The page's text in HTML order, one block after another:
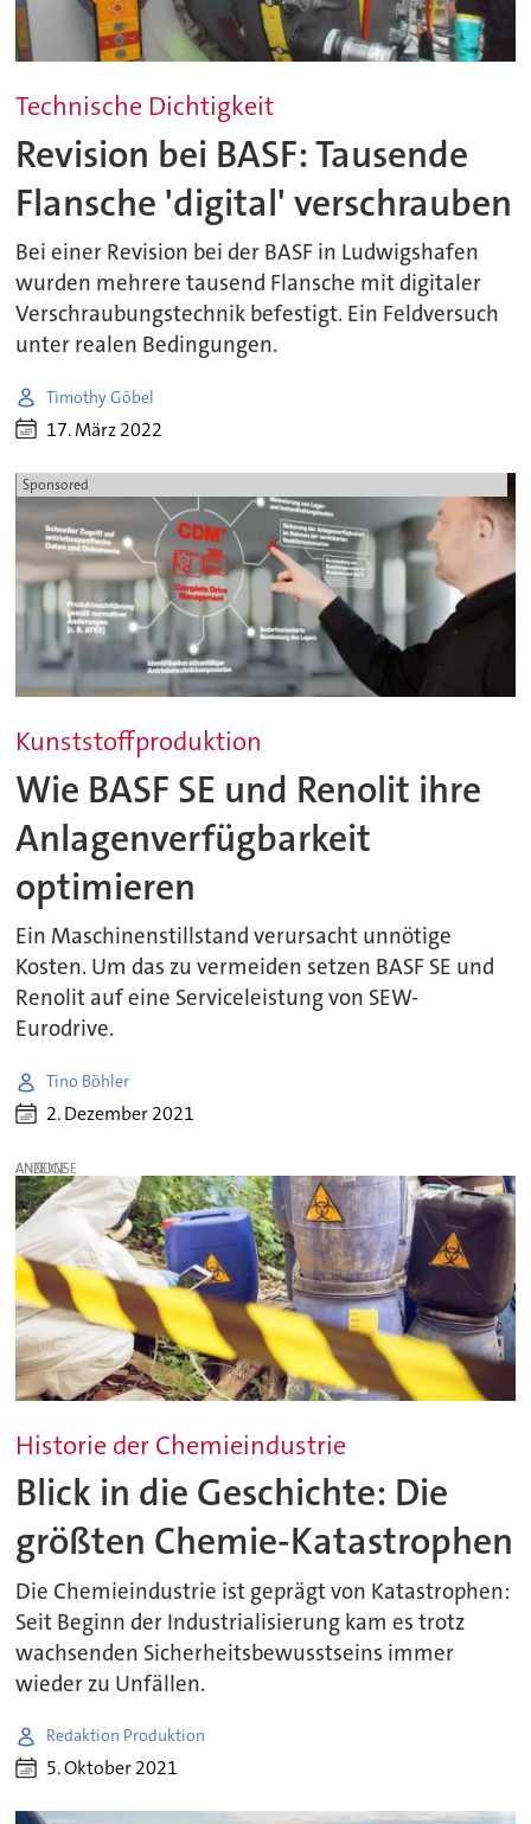
Technische Dichtigkeit
Revision bei BASF: Tausende
Flansche 'digital' verschrauben
Bei einer Revision bei der BASF in Ludwigshafen
wurden mehrere tausend Flansche mit digitaler
Verschraubungstechnik befestigt. Ein Feldversuch
unter realen Bedingungen.
Timothy Göbel
17. März 2022
Sponsored
Kunststoffproduktion
Wie BASF SE und Renolit ihre
Anlagenverfügbarkeit
optimieren
Ein Maschinenstillstand verursacht unnötige
Kosten. Um das zu vermeiden setzen BASF SE und
Renolit auf eine Serviceleistung von SEW-
Eurodrive.
Tino Böhler
2. Dezember 2021
ANZEIGE
Historie der Chemieindustrie
Blick in die Geschichte: Die
größten Chemie-Katastrophen
Die Chemieindustrie ist geprägt von Katastrophen:
Seit Beginn der Industrialisierung kam es trotz
wachsenden Sicherheitsbewusstseins immer
wieder zu Unfällen.
Redaktion Produktion
5. Oktober 2021